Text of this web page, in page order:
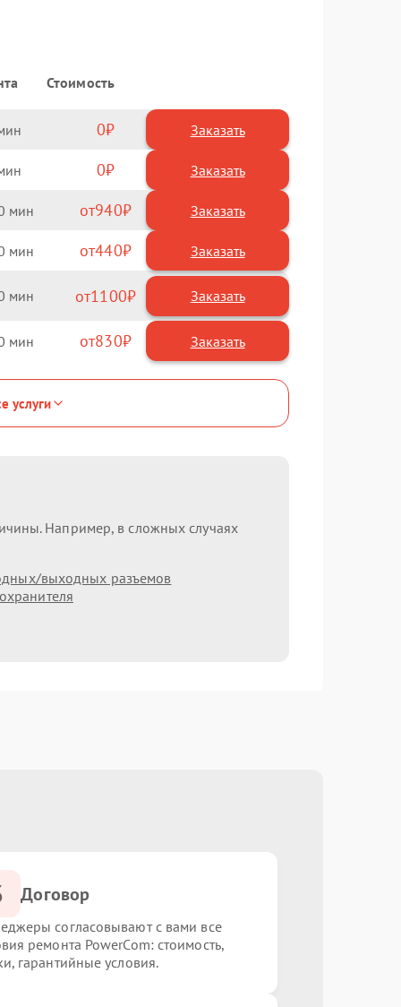
Стоимость
0 Заказать
0 Заказать
940
440
1100
830
услуги
Например, в сложных случаях
выходных разъемов
Договор
согласовывают с вами все
ремонта PowerCom: стоимость,
гарантийные условия.